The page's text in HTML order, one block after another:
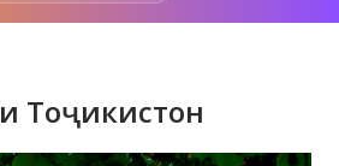
Тоҷикистон